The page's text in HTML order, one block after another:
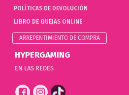
POLÍTICAS DE DEVOLUCIÓN
LIBRO DE QUEJAS ONLINE
ARREPENTIMIENTO DE COMPRA
HYPERGAMING
EN LAS REDES